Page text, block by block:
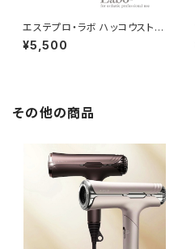
エステプロ・ラボ ハッコウストリ
ームハーブティーグランプロ 30
包
¥5,500
その他の商品